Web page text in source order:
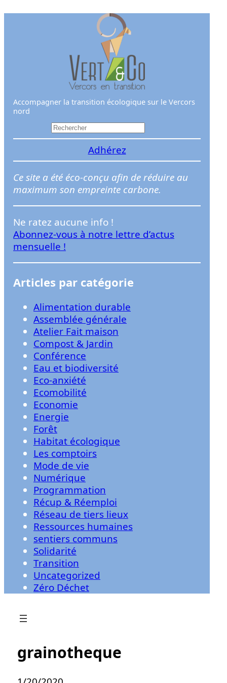
Accompagner la transition écologique sur le Vercors
nord
e
h
e
r
e
r
Adhérez
Ce site a été éco-conçu afin de réduire au
maximum son empreinte carbone.
Ne ratez aucune info !
Abonnez-vous à notre lettre d’actus
mensuelle !
Articles par catégorie
Alimentation durable
Assemblée générale
Atelier Fait maison
Compost & Jardin
Conférence
Eau et biodiversité
Eco-anxiété
Ecomobilité
Economie
Energie
Forêt
Habitat écologique
Les comptoirs
Mode de vie
Numérique
Programmation
Récup & Réemploi
Réseau de tiers lieux
Ressources humaines
sentiers communs
Solidarité
Transition
Uncategorized
Zéro Déchet
grainotheque